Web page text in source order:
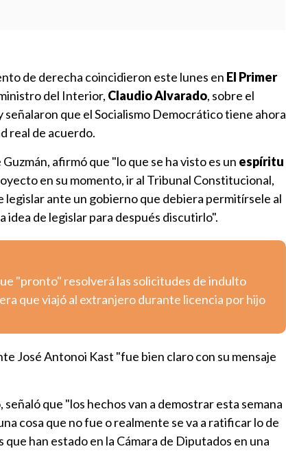
de derecha coincidieron este lunes en El Primer
del Interior, Claudio Alvarado, sobre el
señalaron que el Socialismo Democrático tiene ahora
real de acuerdo.
Guzmán, afirmó que "lo que se ha visto es un espíritu
en su momento, ir al Tribunal Constitucional,
legislar ante un gobierno que debiera permitírsele al
de legislar para después discutirlo".
"pronto" resolverá las solicitudes de indulto
que viajó al extranjero durante licencia por hijo
José Antonoi Kast "fue bien claro con su mensaje
que "los hechos van a demostrar esta semana
cosa que no fue o realmente se va a ratificar lo de
que han estado en la Cámara de Diputados en una